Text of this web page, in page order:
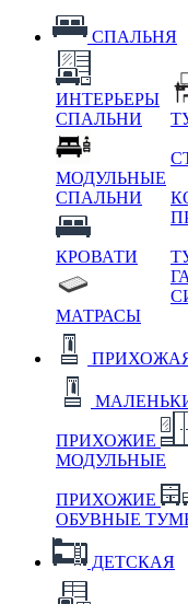
СПАЛЬНЯ
ИНТЕРЬЕРЫ
СПАЛЬНИ
МОДУЛЬНЫЕ
СПАЛЬНИ
КРОВАТИ
МАТРАСЫ
ПРИХОЖИЕ
МОДУЛЬНЫЕ
ПРИХОЖИЕ
ОБУВНЫЕ
ДЕТСКАЯ